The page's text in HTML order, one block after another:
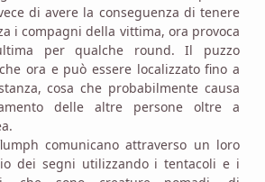
di avere la conseguenza di tenere
i compagni della vittima, ora provoca
per qualche round. Il puzzo
ora e può essere localizzato fino a
cosa che probabilmente causa
delle altre persone oltre a
comunicano attraverso un loro
dei segni utilizzando i tentacoli e i